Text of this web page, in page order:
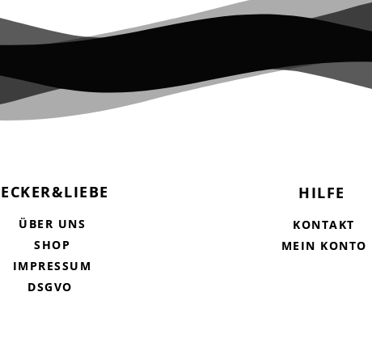
ÜBER UNS
SHOP
IMPRESSUM
DSGVO
HILFE
KONTAKT
MEIN KONTO